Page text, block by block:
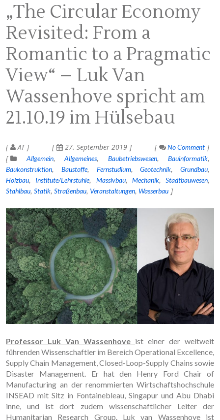
„The Circular Economy
Revisited: From a
Romantic to a Pragmatic
View“ – Luk Van
Wassenhove spricht am
21.10.19 im Hülsebau
AT 27. September 2019
No Comment
Allgemein
Allgemeines Baubetriebswesen
Bauinformatik
Baukonstruktion
Baustoffe Fernstudium Geotechnik
Grundbau
Holzbau
Institute/Lehrstühle Massivbau Mechanik
Stadtbauwesen
Stahlbau Statik Straßenbau Veranstaltungen Wasserbau
Professor Luk Van Wassenhove ist einer der weltweit
führenden Wissenschaftler im Bereich Operational Excellence,
Supply Chain Management, Closed-Loop-Supply Chains sowie
Disaster Management. Er hat den Henry Ford Chair of
Manufacturing an der renommierten Wirtschaftshochschule
INSEAD mit Sitz in Fontainebleau, Singapur und Abu Dhabi
inne, und ist dort zudem wissenschaftlicher Leiter der
Humanitarian Research Group. Luk van Wassenhove ist